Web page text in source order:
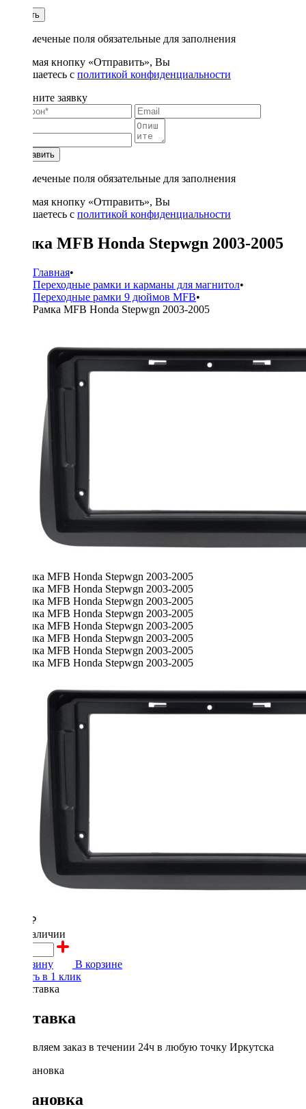
Купить
* - отмеченые поля обязательные для заполнения
Нажимая кнопку «Отправить», Вы
соглашаетесь с политикой конфиденциальности
Заполните заявку
Отправить
* - отмеченые поля обязательные для заполнения
Нажимая кнопку «Отправить», Вы
соглашаетесь с политикой конфиденциальности
Рамка MFB Honda Stepwgn 2003-2005
Главная•
Переходные рамки и карманы для магнитол•
Переходные рамки 9 дюймов MFB•
Рамка MFB Honda Stepwgn 2003-2005
3300 ₽
в наличии
В корзину
В корзине
Купить в 1 клик
Доставка
Доставляем заказ в течении 24ч в любую точку Иркутска
Установка